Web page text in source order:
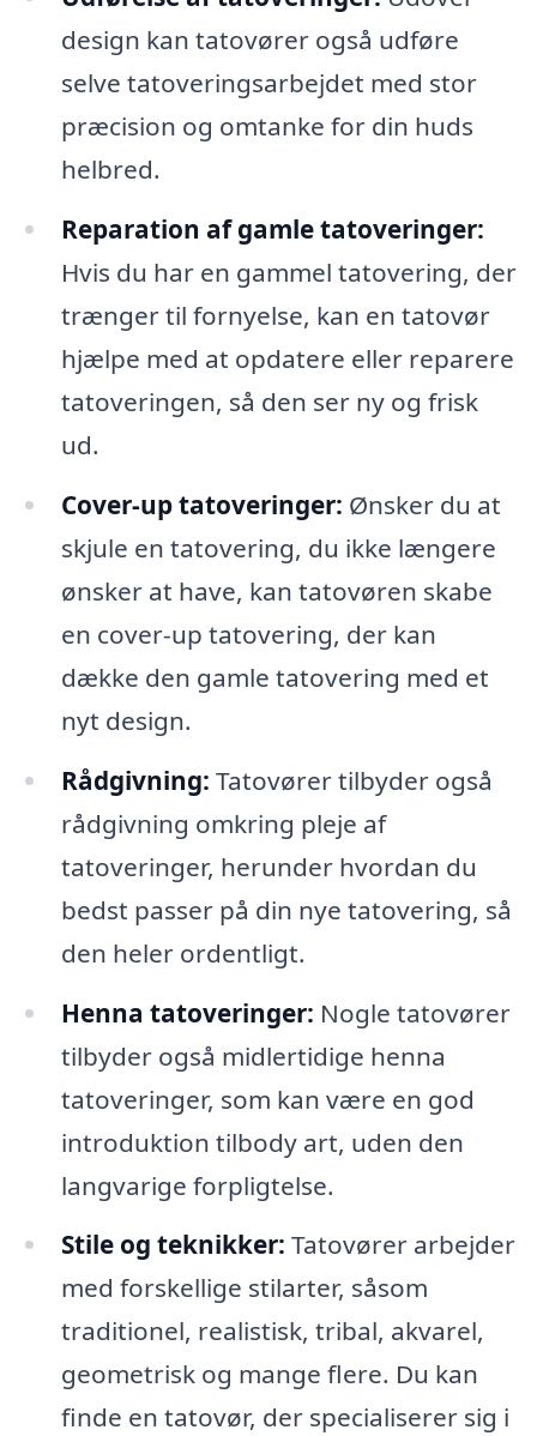
design kan tatovører også udføre
selve tatoveringsarbejdet med stor
præcision og omtanke for din huds
helbred.
Reparation af gamle tatoveringer:
Hvis du har en gammel tatovering, der
trænger til fornyelse, kan en tatovør
hjælpe med at opdatere eller reparere
tatoveringen, så den ser ny og frisk
ud.
Cover-up tatoveringer: Ønsker du at
skjule en tatovering, du ikke længere
ønsker at have, kan tatovøren skabe
en cover-up tatovering, der kan
dække den gamle tatovering med et
nyt design.
Rådgivning: Tatovører tilbyder også
rådgivning omkring pleje af
tatoveringer, herunder hvordan du
bedst passer på din nye tatovering, så
den heler ordentligt.
Henna tatoveringer: Nogle tatovører
tilbyder også midlertidige henna
tatoveringer, som kan være en god
introduktion tilbody art, uden den
langvarige forpligtelse.
Stile og teknikker: Tatovører arbejder
med forskellige stilarter, såsom
traditionel, realistisk, tribal, akvarel,
geometrisk og mange flere. Du kan
finde en tatovør, der specialiserer sig i